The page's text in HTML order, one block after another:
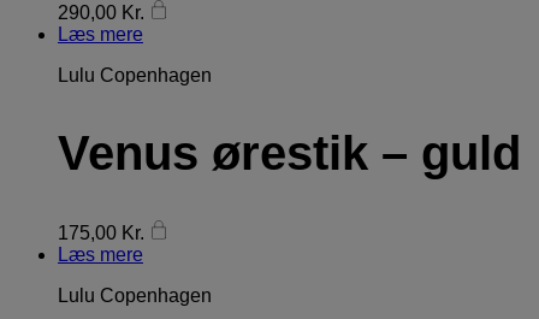
290,00 Kr.
Læs mere
Lulu Copenhagen
Venus ørestik – guld
175,00 Kr.
Læs mere
Lulu Copenhagen